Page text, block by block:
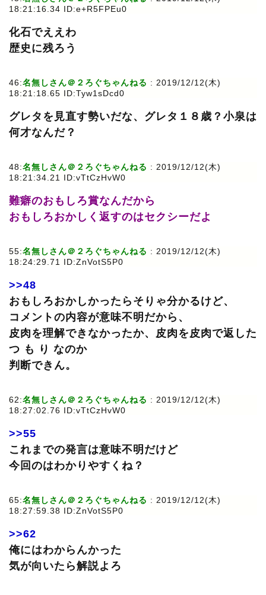
18:21:16.34 ID:e+R5FPEu0
化石でええわ
歴史に残ろう
46:名無しさん＠２ろぐちゃんねる : 2019/12/12(木)
18:21:18.65 ID:Tyw1sDcd0
グレタを見直す勢いだな、グレタ１８歳？小泉は
何才なんだ？
48:名無しさん＠２ろぐちゃんねる : 2019/12/12(木)
18:21:34.21 ID:vTtCzHvW0
難癖のおもしろ賞なんだから
おもしろおかしく返すのはセクシーだよ
55:名無しさん＠２ろぐちゃんねる : 2019/12/12(木)
18:24:29.71 ID:ZnVotS5P0
>>48
おもしろおかしかったらそりゃ分かるけど、
コメントの内容が意味不明だから、
皮肉を理解できなかったか、皮肉を皮肉で返した
つ も り なのか
判断できん。
62:名無しさん＠２ろぐちゃんねる : 2019/12/12(木)
18:27:02.76 ID:vTtCzHvW0
>>55
これまでの発言は意味不明だけど
今回のはわかりやすくね？
65:名無しさん＠２ろぐちゃんねる : 2019/12/12(木)
18:27:59.38 ID:ZnVotS5P0
>>62
俺にはわからんかった
気が向いたら解説よろ